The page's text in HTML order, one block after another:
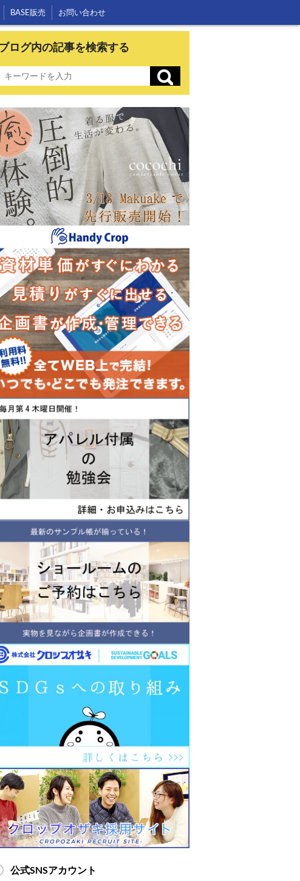
BASE販売 お問い合わせ
ログ内の記事を検索する
公式SNSアカウント